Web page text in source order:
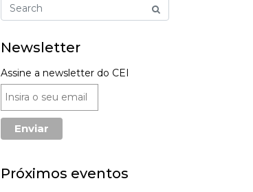
Newsletter
Assine a newsletter do CEI
Próximos eventos